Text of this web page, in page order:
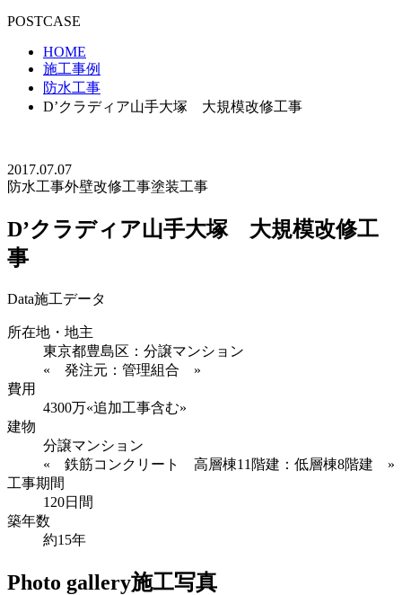
POSTCASE
HOME
施工事例
防水工事
D’クラディア山手大塚 大規模改修工事
2017.07.07
防水工事外壁改修工事塗装工事
D’クラディア山手大塚 大規模改修工
事
Data施工データ
所在地・地主
東京都豊島区：分譲マンション
« 発注元：管理組合 »
費用
4300万«追加工事含む»
建物
分譲マンション
« 鉄筋コンクリート 高層棟11階建：低層棟8階建 »
工事期間
120日間
築年数
約15年
Photo gallery施工写真